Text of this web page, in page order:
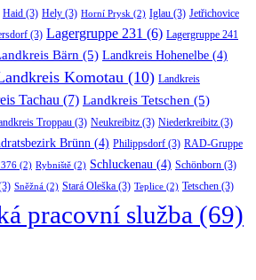
Haid (3) Hely (3) Horní Prysk (2) Iglau (3) Jetřichovice
(3) Lagergruppe 231 (6) Lagergruppe 241
Bärn (5) Landkreis Hohenelbe (4)
Komotau (10) Landkreis
Tachau (7) Landkreis Tetschen (5)
Troppau (3) Neukreibitz (3) Niederkreibitz (3)
Brünn (4) Philippsdorf (3) RAD-Gruppe
(2) Rybniště (2) Schluckenau (4) Schönborn (3)
Sněžná (2) Stará Oleška (3) Teplice (2) Tetschen (3)
pracovní služba (69)